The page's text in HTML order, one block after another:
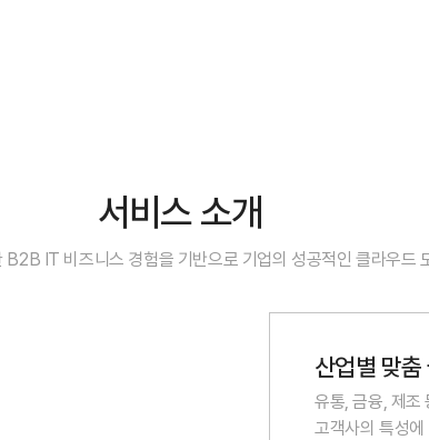
서비스 소개
IT 비즈니스 경험을 기반으로 기업의 성공적인 클라우드
산업별 맞
유통, 금융, 제조
고객사의 특성에